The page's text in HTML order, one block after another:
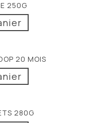
250G
20 MOIS
280G